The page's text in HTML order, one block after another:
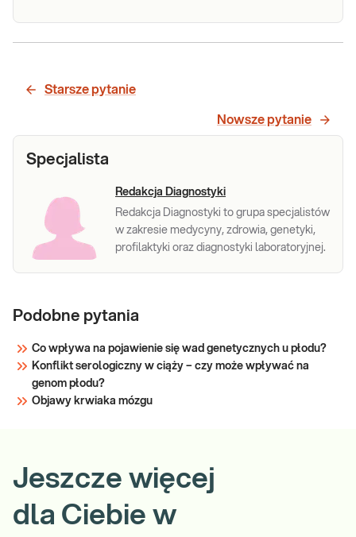
Zespół Moya-Moya (gen RNF213 – najczęstsza
Starsze pytanie
Nowsze pytanie
Specjalista
Redakcja Diagnostyki
Redakcja Diagnostyki to grupa specjalistów
w zakresie medycyny, zdrowia, genetyki,
profilaktyki oraz diagnostyki laboratoryjnej.
Podobne pytania
Co wpływa na pojawienie się wad genetycznych u płodu?
Konflikt serologiczny w ciąży – czy może wpływać na
genom płodu?
Objawy krwiaka mózgu
Jeszcze więcej
dla Ciebie w